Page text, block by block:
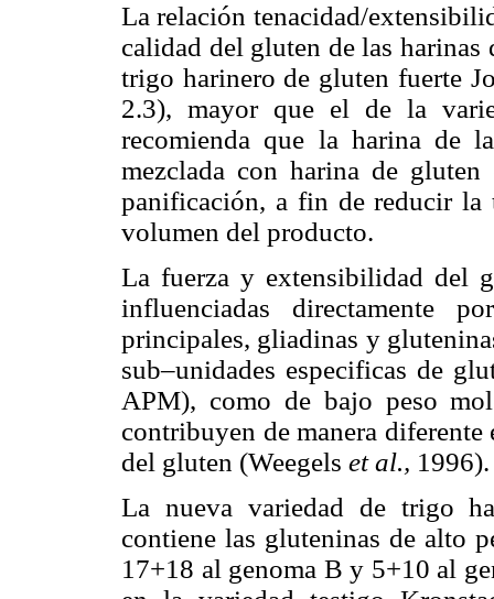
La relación tenacidad/
calidad del gluten de las
trigo harinero de gluten fuerte
2.3), mayor que el de la
recomienda que la harina de
mezclada con harina de
panificación, a fin de reducir la
volumen del producto.
La fuerza y extensibilidad del
influenciadas directamente
principales, gliadinas y
sub–unidades especificas de
APM), como de bajo peso
contribuyen de manera
del gluten (Weegels et al., 1996).
La nueva variedad de trigo
contiene las gluteninas de alto
17+18 al genoma B y 5+10 al